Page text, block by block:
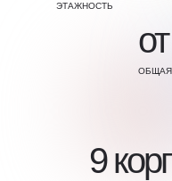
ЭТАЖНОСТЬ
9